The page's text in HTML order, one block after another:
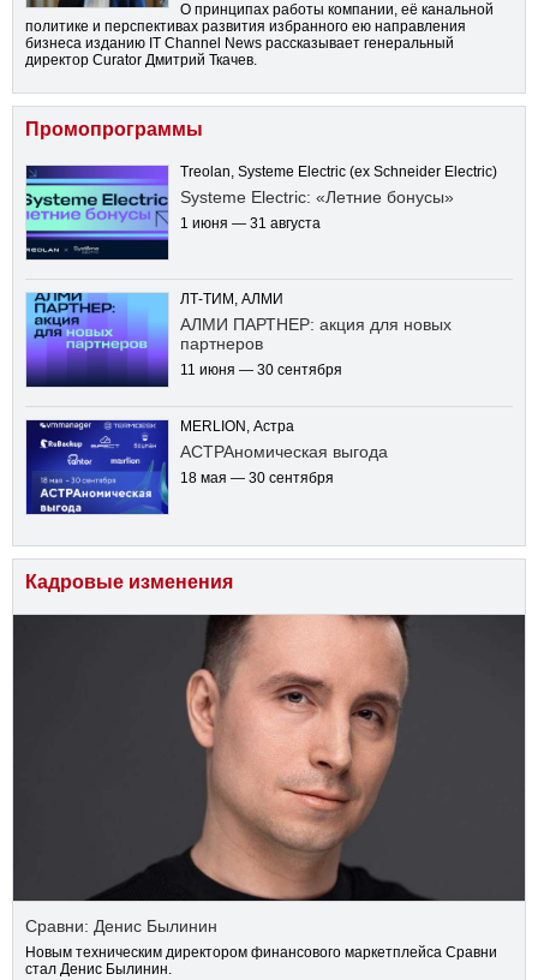
О принципах работы компании, её канальной
политике и перспективах развития избранного ею направления
бизнеса изданию IT Channel News рассказывает генеральный
директор Curator Дмитрий Ткачев.
Промопрограммы
Treolan, Systeme Electric (ex Schneider Electric)
Systeme Electric: «Летние бонусы»
1 июня — 31 августа
ЛТ-ТИМ, АЛМИ
АЛМИ ПАРТНЕР: акция для новых
партнеров
11 июня — 30 сентября
MERLION, Астра
АСТРАномическая выгода
18 мая — 30 сентября
Кадровые изменения
Сравни: Денис Былинин
Новым техническим директором финансового маркетплейса Сравни
стал Денис Былинин.